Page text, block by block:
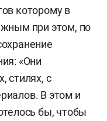
которому в
при этом, по
«Они
стилях, с
В этом и
бы, чтобы